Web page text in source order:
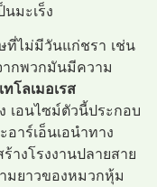
นมะเร็ง
ที่ไม่มีวันแก่ชรา เช่น
ากพวกมันมีความ
ทโลเมอเรส
เอนไซม์ตัวนี้ประกอบ
าร์เอ็นเอนำทาง
างโรงงานปลายสาย
มยาวของหมวกหุ้ม